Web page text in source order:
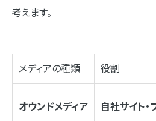
考えます。
メディアの種類 役割
オウンドメディア 自社サイト・